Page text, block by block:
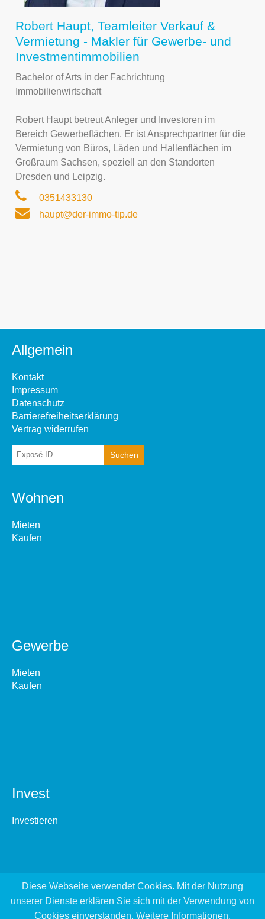
Robert Haupt, Teamleiter Verkauf &
Vermietung - Makler für Gewerbe- und
Investmentimmobilien
Bachelor of Arts in der Fachrichtung
Immobilienwirtschaft
Robert Haupt betreut Anleger und Investoren im
Bereich Gewerbeflächen. Er ist Ansprechpartner für die
Vermietung von Büros, Läden und Hallenflächen im
Großraum Sachsen, speziell an den Standorten
Dresden und Leipzig.
0351433130
haupt@der-immo-tip.de
Allgemein
Kontakt
Impressum
Datenschutz
Barrierefreiheitserklärung
Vertrag widerrufen
Wohnen
Mieten
Kaufen
Gewerbe
Mieten
Kaufen
Invest
Investieren
Diese Webseite verwendet Cookies. Mit der Nutzung
unserer Dienste erklären Sie sich mit der Verwendung von
Cookies einverstanden. Weitere Informationen.